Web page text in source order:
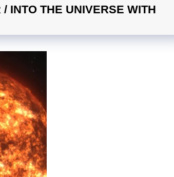
INTO THE UNIVERSE WITH